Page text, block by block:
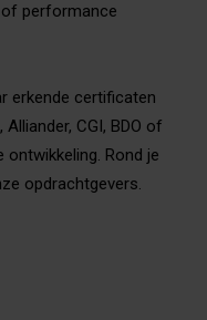
of performance
erkende certificaten
CGI, BDO of
Rond je
opdrachtgevers.